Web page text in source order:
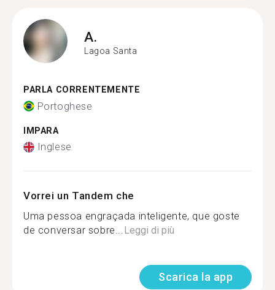
A.
Lagoa Santa
PARLA CORRENTEMENTE
Portoghese
IMPARA
Inglese
Vorrei un Tandem che
Uma pessoa engraçada inteligente, que goste
de conversar sobre...Leggi di più
Scarica la app